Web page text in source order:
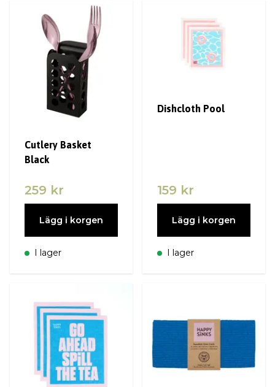
Cutlery Basket
Black
259 kr
Lägg i korgen
I lager
Dishcloth Pool
159 kr
Lägg i korgen
I lager